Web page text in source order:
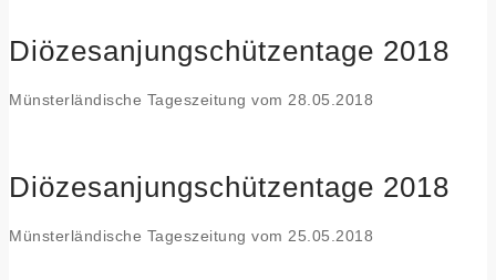
Diözesanjungschützentage 2018
Münsterländische Tageszeitung vom 28.05.2018
Diözesanjungschützentage 2018
Münsterländische Tageszeitung vom 25.05.2018